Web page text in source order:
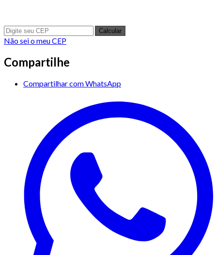
Calcular
Não sei o meu CEP
Compartilhe
Compartilhar com WhatsApp